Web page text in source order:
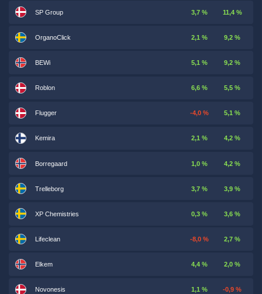
SP Group 3,7 % 11,4 %
OrganoClick 2,1 % 9,2 %
BEWi 5,1 % 9,2 %
Roblon 6,6 % 5,5 %
Flugger -4,0 % 5,1 %
Kemira 2,1 % 4,2 %
Borregaard 1,0 % 4,2 %
Trelleborg 3,7 % 3,9 %
XP Chemistries 0,3 % 3,6 %
Lifeclean -8,0 % 2,7 %
Elkem 4,4 % 2,0 %
Novonesis 1,1 % -0,9 %